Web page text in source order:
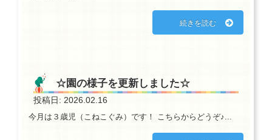
続きを読む
☆園の様子を更新しました☆
投稿日: 2026.02.16
今月は３歳児（こねこぐみ）です！ こちらからどうぞ♪...